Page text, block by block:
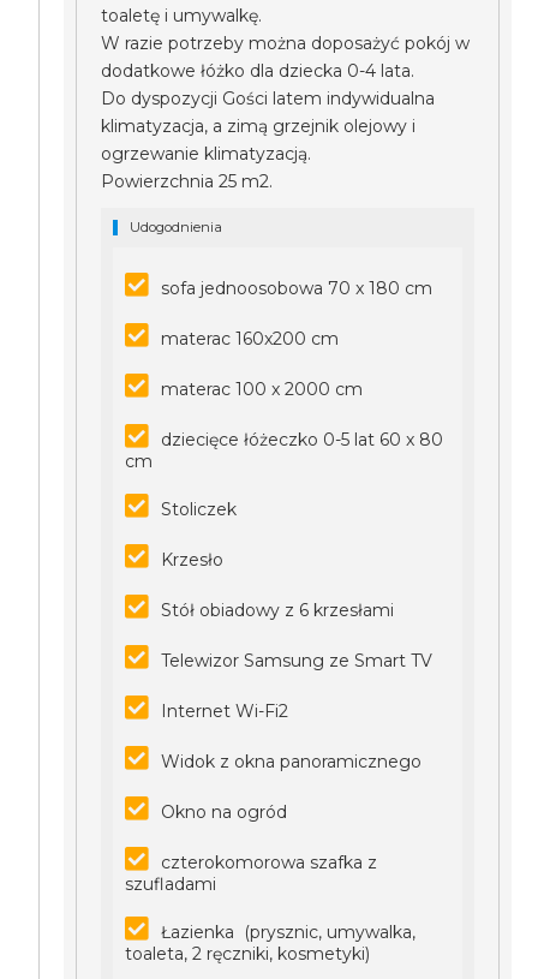
toaletę i umywalkę.
W razie potrzeby można doposażyć pokój w
dodatkowe łóżko dla dziecka 0-4 lata.
Do dyspozycji Gości latem indywidualna
klimatyzacja, a zimą grzejnik olejowy i
ogrzewanie klimatyzacją.
Powierzchnia 25 m2.
Udogodnienia
sofa jednoosobowa 70 x 180 cm
materac 160x200 cm
materac 100 x 2000 cm
dziecięce łóżeczko 0-5 lat 60 x 80
cm
Stoliczek
Krzesło
Stół obiadowy z 6 krzesłami
Telewizor Samsung ze Smart TV
Internet Wi-Fi2
Widok z okna panoramicznego
Okno na ogród
czterokomorowa szafka z
szufladami
Łazienka (prysznic, umywalka,
toaleta, 2 ręczniki, kosmetyki)